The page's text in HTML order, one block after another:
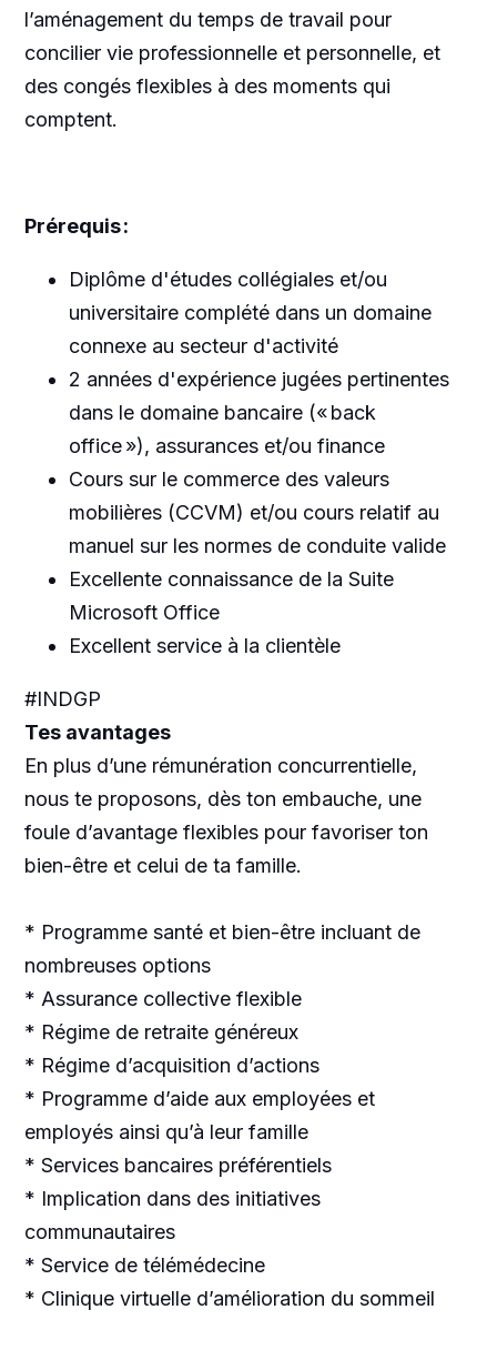
l’aménagement du temps de travail pour
concilier vie professionnelle et personnelle, et
des congés flexibles à des moments qui
comptent.
Prérequis :
Diplôme d'études collégiales et/ou
universitaire complété dans un domaine
connexe au secteur d'activité
2 années d'expérience jugées pertinentes
dans le domaine bancaire (« back
office »), assurances et/ou finance
Cours sur le commerce des valeurs
mobilières (CCVM) et/ou cours relatif au
manuel sur les normes de conduite valide
Excellente connaissance de la Suite
Microsoft Office
Excellent service à la clientèle
#INDGP
Tes avantages
En plus d’une rémunération concurrentielle,
nous te proposons, dès ton embauche, une
foule d’avantage flexibles pour favoriser ton
bien-être et celui de ta famille.
* Programme santé et bien-être incluant de
nombreuses options
* Assurance collective flexible
* Régime de retraite généreux
* Régime d’acquisition d’actions
* Programme d’aide aux employées et
employés ainsi qu’à leur famille
* Services bancaires préférentiels
* Implication dans des initiatives
communautaires
* Service de télémédecine
* Clinique virtuelle d’amélioration du sommeil